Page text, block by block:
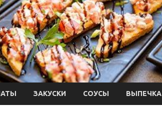
ЗАКУСКИ СОУСЫ ВЫПЕЧКА